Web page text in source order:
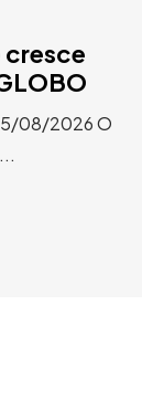
cresce
08/2026 O